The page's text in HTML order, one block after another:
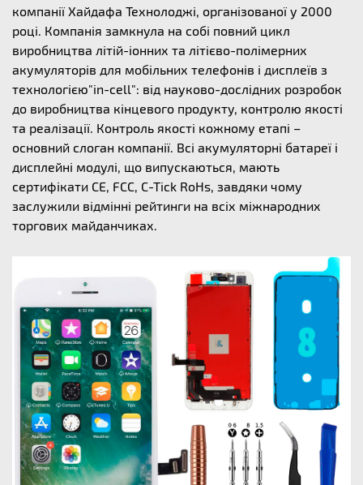
компанії Хайдафа Технолоджі, організованої у 2000
році. Компанія замкнула на собі повний цикл
виробництва літій-іонних та літієво-полімерних
акумуляторів для мобільних телефонів і дисплеїв з
технологією"in-cell": від науково-дослідних розробок
до виробництва кінцевого продукту, контролю якості
та реалізації. Контроль якості кожному етапі –
основний слоган компанії. Всі акумуляторні батареї і
дисплейні модулі, що випускаються, мають
сертифікати CE, FCC, C-Tick RoHs, завдяки чому
заслужили відмінні рейтинги на всіх міжнародних
торгових майданчиках.